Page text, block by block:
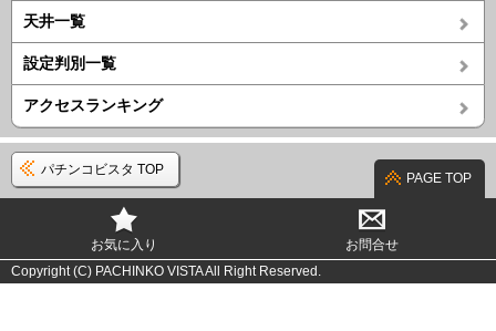
天井一覧
設定判別一覧
アクセスランキング
パチンコビスタ TOP
PAGE TOP
お気に入り
お問合せ
Copyright (C) PACHINKO VISTA All Right Reserved.